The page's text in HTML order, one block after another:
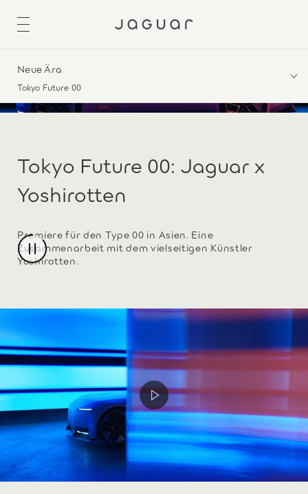
Neue Ära
Tokyo Future 00
Tokyo Future 00: Jaguar x
Yoshirotten
Premiere für den Type 00 in Asien. Eine
Zusammenarbeit mit dem vielseitigen Künstler
Yoshirotten.